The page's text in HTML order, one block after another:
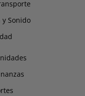
Sonido